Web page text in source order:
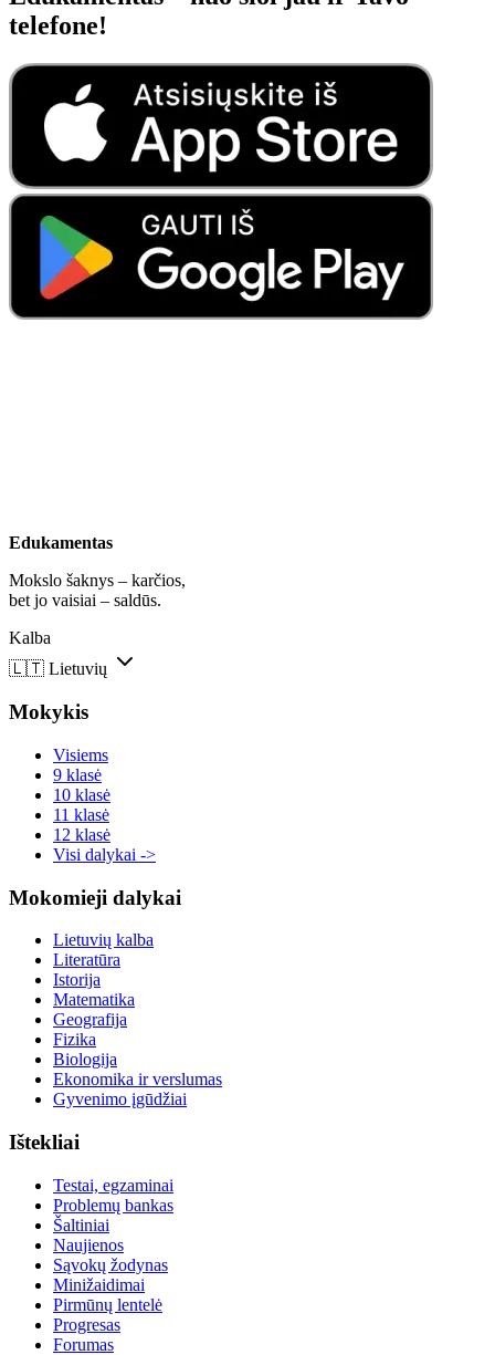
telefone!
Edukamentas
Mokslo šaknys – karčios,
bet jo vaisiai – saldūs.
Kalba
🇱🇹 Lietuvių
Mokykis
Visiems
9 klasė
10 klasė
11 klasė
12 klasė
Visi dalykai ->
Mokomieji dalykai
Lietuvių kalba
Literatūra
Istorija
Matematika
Geografija
Fizika
Biologija
Ekonomika ir verslumas
Gyvenimo įgūdžiai
Ištekliai
Testai, egzaminai
Problemų bankas
Šaltiniai
Naujienos
Sąvokų žodynas
Minižaidimai
Pirmūnų lentelė
Progresas
Forumas